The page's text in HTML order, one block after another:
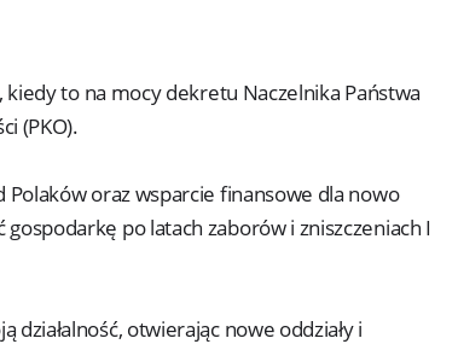
to na mocy dekretu Naczelnika Państwa
(PKO).
oraz wsparcie finansowe dla nowo
po latach zaborów i zniszczeniach I
działalność, otwierając nowe oddziały i